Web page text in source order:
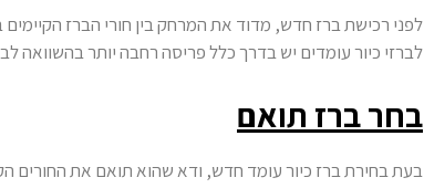
לפני רכישת ברז חדש, מדוד את המרחק בין חורי הברז
לברזי כיור עומדים יש בדרך כלל פריסה רחבה יותר בהשוואה
בחר ברז תואם
בעת בחירת ברז כיור עומד חדש, ודא שהוא תואם את החורים